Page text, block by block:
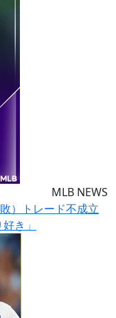
MLB NEWS
）トレード不成立
き」